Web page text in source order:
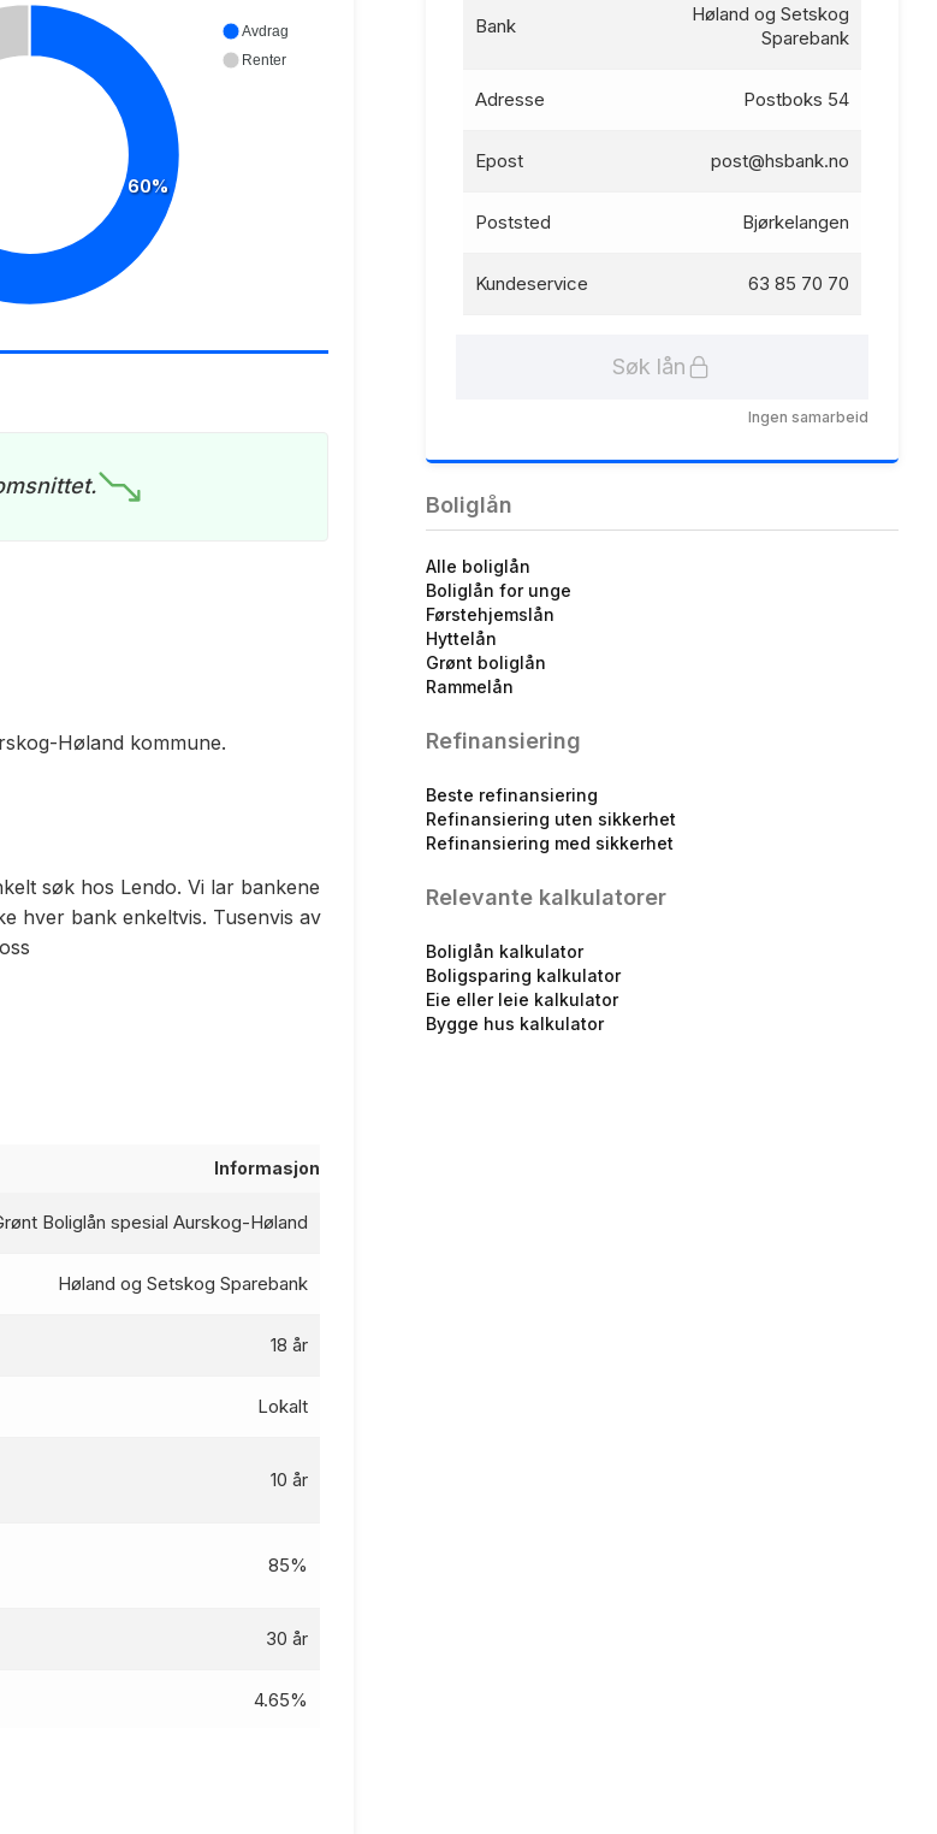
60%
Avdrag
Renter
Høland kommune.
søk hos Lendo. Vi lar bankene
hver bank enkeltvis. Tusenvis av
Informasjon
Boliglån spesial Aurskog-Høland
Høland og Setskog Sparebank
18 år
Lokalt
10 år
85%
30 år
4.65%
Bank
Høland og Setskog
Sparebank
Adresse Postboks 54
Epost post@hsbank.no
Poststed Bjørkelangen
Kundeservice 63 85 70 70
Søk lån
Ingen samarbeid
Boliglån
Alle boliglån
Boliglån for unge
Førstehjemslån
Hyttelån
Grønt boliglån
Rammelån
Refinansiering
Beste refinansiering
Refinansiering uten sikkerhet
Refinansiering med sikkerhet
Relevante kalkulatorer
Boliglån kalkulator
Boligsparing kalkulator
Eie eller leie kalkulator
Bygge hus kalkulator